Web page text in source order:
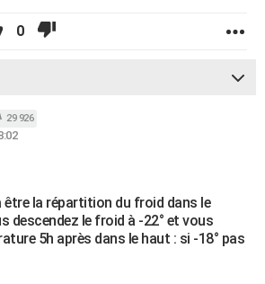
0
29 926
être la répartition du froid dans le
descendez le froid à -22° et vous
5h après dans le haut : si -18° pas